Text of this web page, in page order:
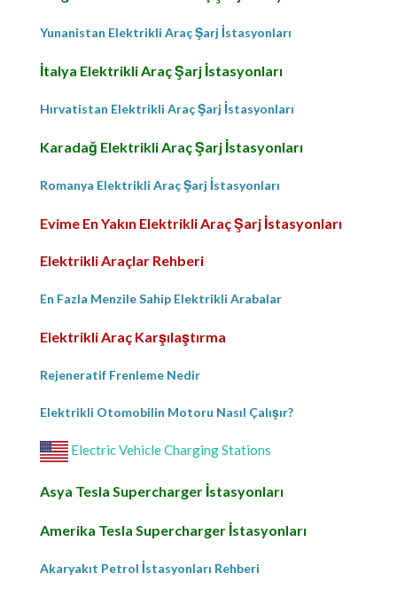
Yunanistan Elektrikli Araç Şarj İstasyonları
İtalya Elektrikli Araç Şarj İstasyonları
Hırvatistan Elektrikli Araç Şarj İstasyonları
Karadağ Elektrikli Araç Şarj İstasyonları
Romanya Elektrikli Araç Şarj İstasyonları
Evime En Yakın Elektrikli Araç Şarj İstasyonları
Elektrikli Araçlar Rehberi
En Fazla Menzile Sahip Elektrikli Arabalar
Elektrikli Araç Karşılaştırma
Rejeneratif Frenleme Nedir
Elektrikli Otomobilin Motoru Nasıl Çalışır?
Electric Vehicle Charging Stations
Asya Tesla Supercharger İstasyonları
Amerika Tesla Supercharger İstasyonları
Akaryakıt Petrol İstasyonları Rehberi